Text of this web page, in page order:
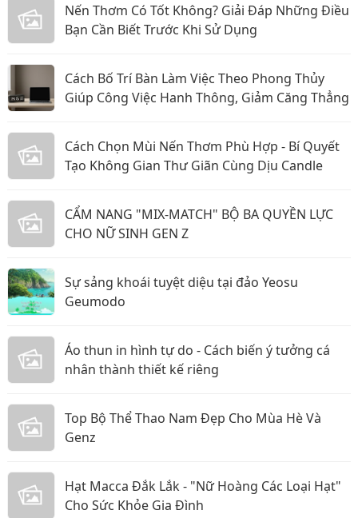
Nến Thơm Có Tốt Không? Giải Đáp Những Điều
Bạn Cần Biết Trước Khi Sử Dụng
Cách Bố Trí Bàn Làm Việc Theo Phong Thủy
Giúp Công Việc Hanh Thông, Giảm Căng Thẳng
Cách Chọn Mùi Nến Thơm Phù Hợp - Bí Quyết
Tạo Không Gian Thư Giãn Cùng Dịu Candle
CẨM NANG "MIX-MATCH" BỘ BA QUYỀN LỰC
CHO NỮ SINH GEN Z
Sự sảng khoái tuyệt diệu tại đảo Yeosu
Geumodo
Áo thun in hình tự do - Cách biến ý tưởng cá
nhân thành thiết kế riêng
Top Bộ Thể Thao Nam Đẹp Cho Mùa Hè Và
Genz
Hạt Macca Đắk Lắk - "Nữ Hoàng Các Loại Hạt"
Cho Sức Khỏe Gia Đình